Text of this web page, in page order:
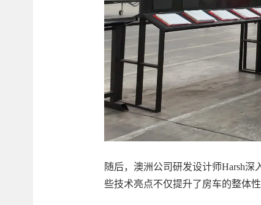
随后，澳洲公司研发设计师Harsh
些技术亮点不仅提升了房车的整体